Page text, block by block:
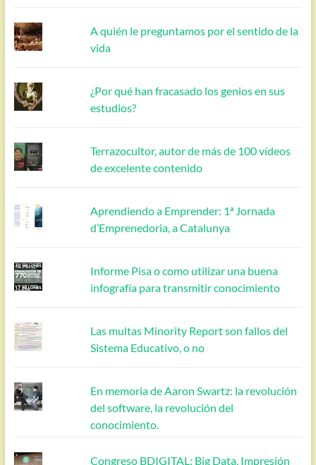
A quién le preguntamos por el sentido de la
vida
¿Por qué han fracasado los genios en sus
estudios?
Terrazocultor, autor de más de 100 vídeos
de excelente contenido
Aprendiendo a Emprender: 1ª Jornada
d’Emprenedoria, a Catalunya
Informe Pisa o como utilizar una buena
infografía para transmitir conocimiento
Las multas Minority Report son fallos del
Sistema Educativo, o no
En memoria de Aaron Swartz: la revolución
del software, la revolución del
conocimiento.
Congreso BDIGITAL: Big Data, Impresión